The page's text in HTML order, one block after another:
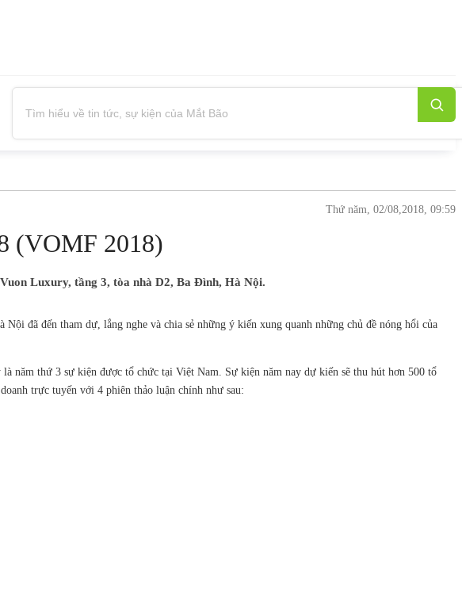
Thứ năm, 02/08,2018, 09:59
(VOMF 2018)
Luxury, tầng 3, tòa nhà D2, Ba Đình, Hà Nội.
đã đến tham dự, lắng nghe và chia sẻ những ý kiến xung quanh những chủ đề nóng hổi của
năm thứ 3 sự kiện được tổ chức tại Việt Nam. Sự kiện năm nay dự kiến sẽ thu hút hơn 500 tổ
trực tuyến với 4 phiên thảo luận chính như sau: